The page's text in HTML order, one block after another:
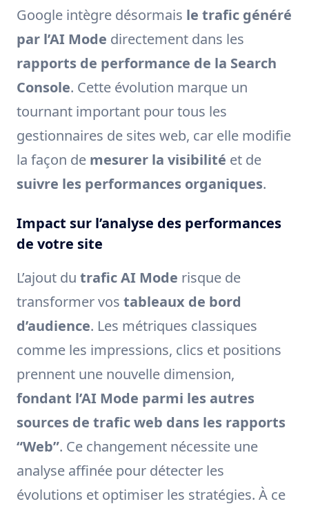
Google intègre désormais le trafic généré
par l’AI Mode directement dans les
rapports de performance de la Search
Console. Cette évolution marque un
tournant important pour tous les
gestionnaires de sites web, car elle modifie
la façon de mesurer la visibilité et de
suivre les performances organiques.
Impact sur l’analyse des performances
de votre site
L’ajout du trafic AI Mode risque de
transformer vos tableaux de bord
d’audience. Les métriques classiques
comme les impressions, clics et positions
prennent une nouvelle dimension,
fondant l’AI Mode parmi les autres
sources de trafic web dans les rapports
“Web”. Ce changement nécessite une
analyse affinée pour détecter les
évolutions et optimiser les stratégies. À ce